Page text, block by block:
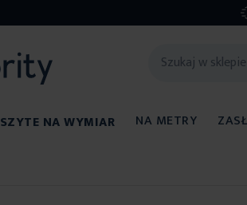
SZYTE NA WYMIAR NA METRY